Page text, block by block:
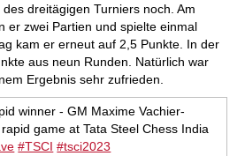
dreitägigen Turniers noch. Am
er zwei Partien und spielte einmal
kam er erneut auf 2,5 Punkte. In der
aus neun Runden. Natürlich war
Ergebnis sehr zufrieden.
winner - GM Maxime Vachier-
game at Tata Steel Chess India
#TSCI #tsci2023